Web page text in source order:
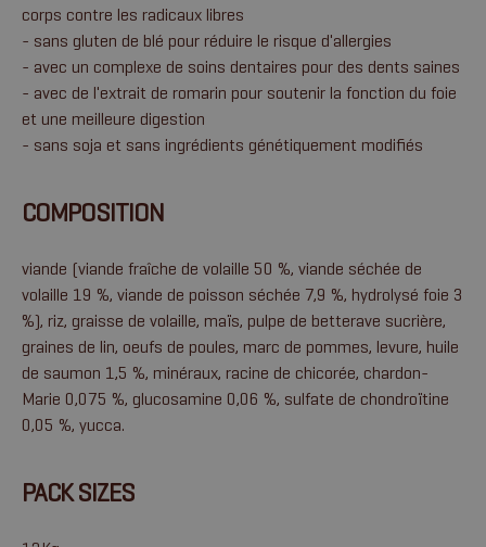
corps contre les radicaux libres
- sans gluten de blé pour réduire le risque d'allergies
- avec un complexe de soins dentaires pour des dents saines
- avec de l'extrait de romarin pour soutenir la fonction du foie
et une meilleure digestion
- sans soja et sans ingrédients génétiquement modifiés
COMPOSITION
viande (viande fraîche de volaille 50 %, viande séchée de
volaille 19 %, viande de poisson séchée 7,9 %, hydrolysé foie 3
%), riz, graisse de volaille, maïs, pulpe de betterave sucrière,
graines de lin, oeufs de poules, marc de pommes, levure, huile
de saumon 1,5 %, minéraux, racine de chicorée, chardon-
Marie 0,075 %, glucosamine 0,06 %, sulfate de chondroïtine
0,05 %, yucca.
PACK SIZES